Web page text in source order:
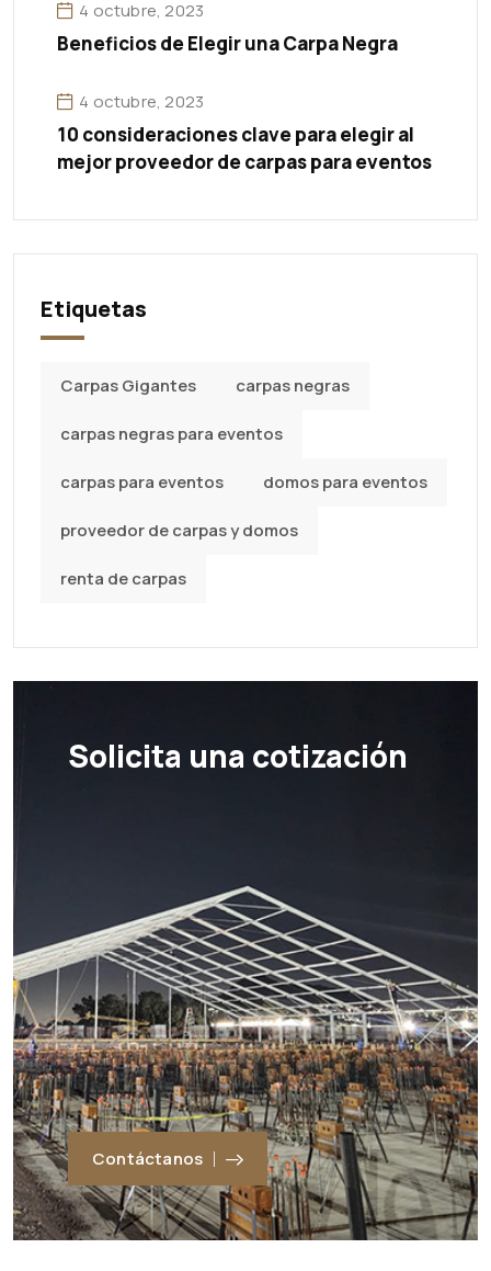
4 octubre, 2023
Beneficios de Elegir una Carpa Negra
4 octubre, 2023
10 consideraciones clave para elegir al
mejor proveedor de carpas para eventos
Etiquetas
Carpas Gigantes carpas negras
carpas negras para eventos
carpas para eventos domos para eventos
proveedor de carpas y domos
renta de carpas
Solicita una cotización
Contáctanos